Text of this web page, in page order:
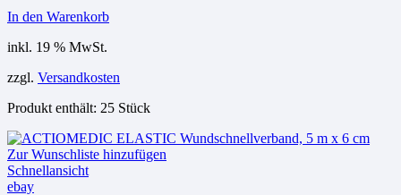
In den Warenkorb
inkl. 19 % MwSt.
zzgl. Versandkosten
Produkt enthält: 25 Stück
Zur Wunschliste hinzufügen
Schnellansicht
ebay